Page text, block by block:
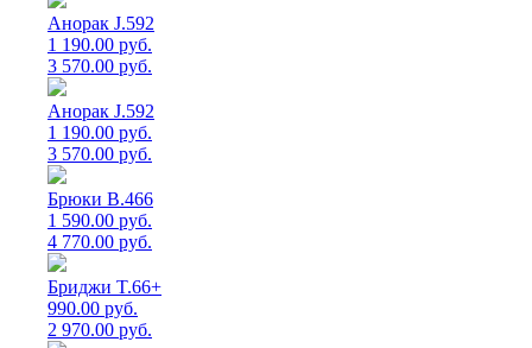
Анорак J.592
1 190.00 руб.
3 570.00 руб.
Анорак J.592
1 190.00 руб.
3 570.00 руб.
Брюки B.466
1 590.00 руб.
4 770.00 руб.
Бриджи T.66+
990.00 руб.
2 970.00 руб.